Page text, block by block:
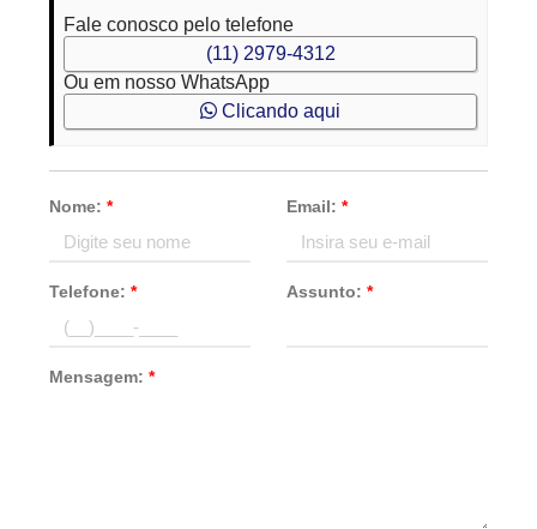
Fale conosco pelo telefone
(11) 2979-4312
Ou em nosso WhatsApp
Clicando aqui
Nome:* Email: *
Telefone:* Assunto: *
Mensagem:*